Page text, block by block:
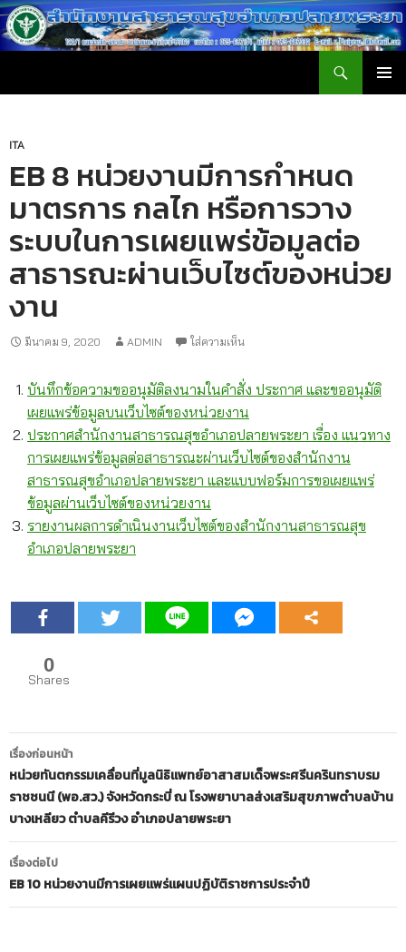
เนื้อหา
ITA
EB 8 หน่วยงานมีการกำหนด
มาตรการ กลไก หรือการวาง
ระบบในการเผยแพร่ข้อมูลต่อ
สาธารณะผ่านเว็บไซต์ของหน่วย
งาน
มีนาคม 9, 2020 ADMIN ใส่ความเห็น
บันทึกข้อความขออนุมัติลงนามในคำสั่ง ประกาศ และขออนุมัติ
เผยแพร่ข้อมูลบนเว็บไซต์ของหน่วยงาน
ประกาศสำนักงานสาธารณสุขอำเภอปลายพระยา เรื่อง แนวทาง
การเผยแพร่ข้อมูลต่อสาธารณะผ่านเว็บไซต์ของสำนักงาน
สาธารณสุขอำเภอปลายพระยา และแบบฟอร์มการขอเผยแพร่
ข้อมูลผ่านเว็บไซต์ของหน่วยงาน
รายงานผลการดำเนินงานเว็บไซต์ของสำนักงานสาธารณสุข
อำเภอปลายพระยา
0
Shares
เมนู
นำทาง
เรื่อง
เรื่องก่อนหน้า
หน่วยทันตกรรมเคลื่อนที่มูลนิธิแพทย์อาสาสมเด็จพระศรีนครินทราบรม
ราชชนนี (พอ.สว.) จังหวัดกระบี่ ณ โรงพยาบาลส่งเสริมสุขภาพตำบลบ้าน
บางเหลียว ตำบลคีรีวง อำเภอปลายพระยา
เรื่องต่อไป
EB 10 หน่วยงานมีการเผยแพร่แผนปฏิบัติราชการประจำปี